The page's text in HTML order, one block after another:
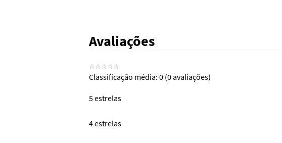
Avaliações
☆☆☆☆☆
Classificação média: 0 (0 avaliações)
5 estrelas
4 estrelas